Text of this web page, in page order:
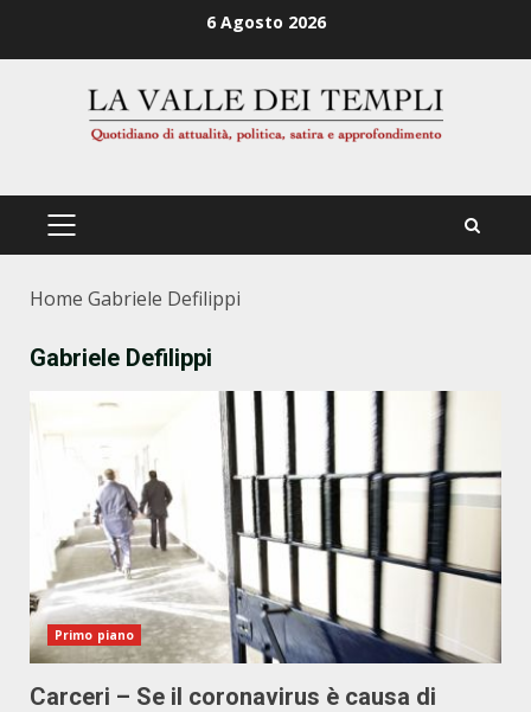
6 Agosto 2026
PRIMÄRES
Home Gabriele Defilippi
Gabriele Defilippi
Primo piano
Carceri – Se il coronavirus è causa di